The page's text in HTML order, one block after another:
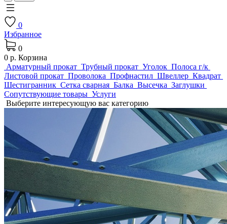
0
Избранное
0
0 р. Корзина
Арматурный прокат Трубный прокат Уголок Полоса г/к
Листовой прокат Проволока Профнастил Швеллер Квадрат
Шестигранник Сетка сварная Балка Высечка Заглушки
Сопутствующие товары Услуги
Выберите интересующую вас категорию